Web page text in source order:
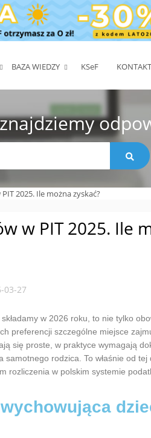
BAZA WIEDZY KSeF KONTAKT
2025. Ile można zyskać?
w PIT 2025. Ile
03-27
w 2026 roku, to nie tylko
preferencji szczególne miejsce
się proste, w praktyce wymagają
samotnego rodzica. To właśnie od
rozliczenia w polskim systemie